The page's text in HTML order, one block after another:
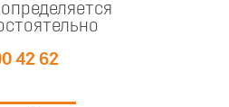
определяется
42 62